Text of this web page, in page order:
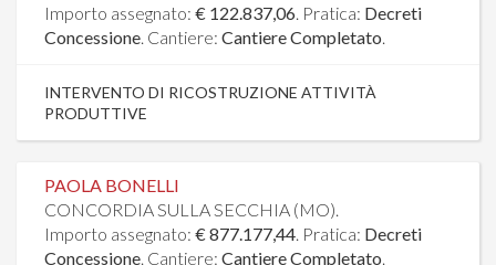
Importo assegnato: € 122.837,06. Pratica: Decreti
Concessione. Cantiere: Cantiere Completato.
INTERVENTO DI RICOSTRUZIONE ATTIVITÀ
PRODUTTIVE
PAOLA BONELLI
CONCORDIA SULLA SECCHIA (MO).
Importo assegnato: € 877.177,44. Pratica: Decreti
Concessione. Cantiere: Cantiere Completato.